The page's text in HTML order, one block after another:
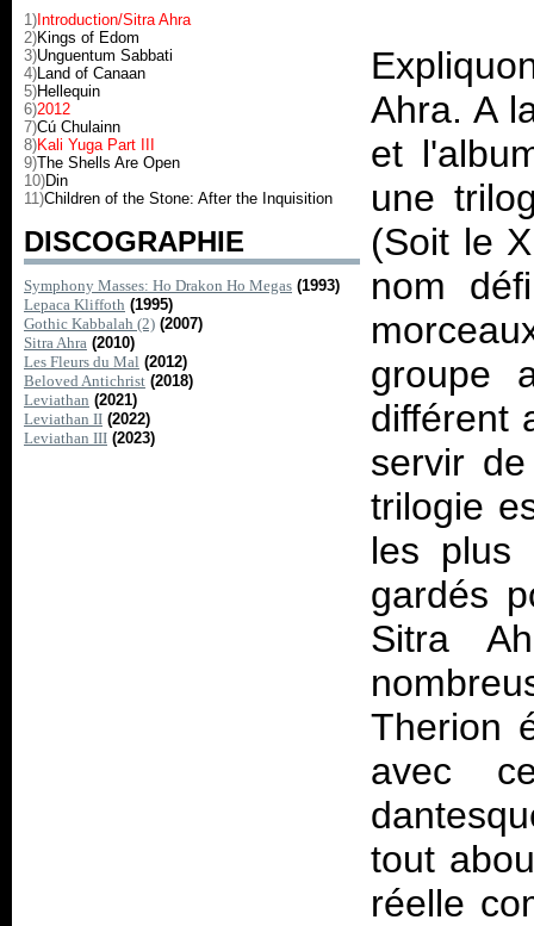
1) Introduction/Sitra Ahra
2)Kings of Edom
3)Unguentum Sabbati
4)Land of Canaan
5)Hellequin
6)2012
7)Cú Chulainn
8)Kali Yuga Part III
9)The Shells Are Open
10)Din
11)Children of the Stone: After the Inquisition
DISCOGRAPHIE
Symphony Masses: Ho Drakon Ho Megas (1993)
Lepaca Kliffoth (1995)
Gothic Kabbalah (2) (2007)
Sitra Ahra (2010)
Les Fleurs du Mal (2012)
Beloved Antichrist (2018)
Leviathan (2021)
Leviathan II (2022)
Leviathan III (2023)
Ahra. A
et l'
une
(Soit le
nom
groupe
différent
servir
trilogie
les plus
gardés
Sitra
Therion
avec
tout
réelle